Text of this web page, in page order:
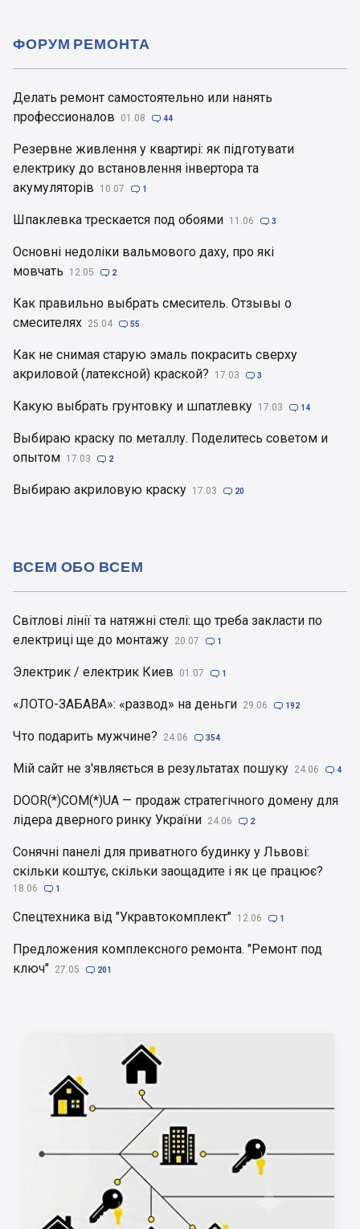
Делать ремонт самостоятельно или нанять
профессионалов
01.08  44
Резервне живлення у квартирі: як підготувати
електрику до встановлення інвертора та
акумуляторів
10.07  1
Шпаклевка трескается под обоями 11.06  3
Основні недоліки вальмового даху, про які
мовчать
12.05  2
Как правильно выбрать смеситель. Отзывы о
смесителях 25.04  55
Как не снимая старую эмаль покрасить сверху
акриловой (латексной) краской?
17.03  3
Какую выбрать грунтовку и шпатлевку 17.03  14
Выбираю краску по металлу. Поделитесь советом и
опытом 17.03  2
Выбираю акриловую краску 17.03  20
ФОРУМ РЕМОНТА
Світлові лінії та натяжні стелі: що треба закласти по
електриці ще до монтажу 20.07  1
Электрик / електрик Киев 01.07  1
«ЛОТО-ЗАБАВА»: «развод» на деньги 29.06  192
Что подарить мужчине? 24.06  354
Мій сайт не з'являється в результатах пошуку 24.06  4
DOOR(*)COM(*)UA — продаж стратегічного домену для
лідера дверного ринку України 24.06  2
Сонячні панелі для приватного будинку у Львові:
скільки коштує, скільки заощадите і як це працює?
18.06  1
Спецтехника від "Укравтокомплект" 12.06  1
Предложения комплексного ремонта. "Ремонт под
ключ" 27.05  201
ВСЕМ ОБО ВСЕМ